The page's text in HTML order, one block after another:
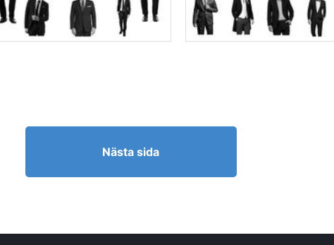
Nästa sida